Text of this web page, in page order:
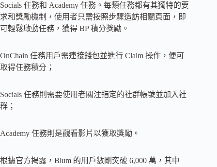
Socials 任務和 Academy 任務。每類任務都有其獨特的要
求和獎勵機制，使用者只需按照步驟造訪相關頁面，即
可輕鬆啟動任務，獲得 BP 積分獎勵。
OnChain 任務用戶需連接錢包並進行 Claim 操作，便可
取得任務積分；
Socials 任務則需要使用者關注指定的社群帳號並加入社
群；
Academy 任務則是觀看影片以獲取獎勵。
根據官方揭露，Blum 的用戶數剛突破 6,000 萬，其中